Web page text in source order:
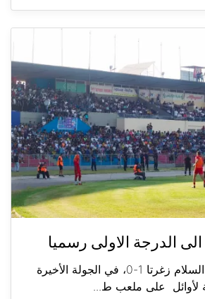
الدرجة الاولى رسميا
فوز طرابلس على السلام زغرتا 1-0، في الجولة الأخيرة
لأوائل على ملعب ط...